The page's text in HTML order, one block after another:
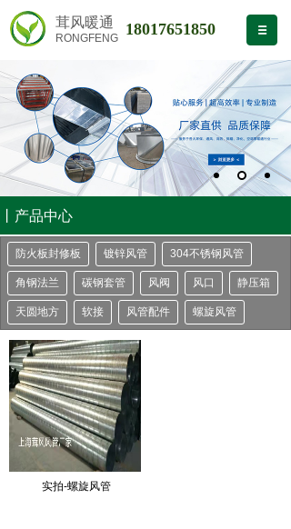
茸风暖通 18017651850
RONGFENG
丨产品中心
防火板封修板 镀锌风管 304不锈钢风管
角钢法兰 碳钢套管 风阀 风口 静压箱
天圆地方 软接 风管配件 螺旋风管
实拍-螺旋风管